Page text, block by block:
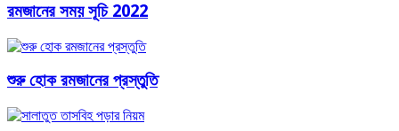
রমজানের সময় সূচি 2022
শুরু হোক রমজানের প্রস্তুতি